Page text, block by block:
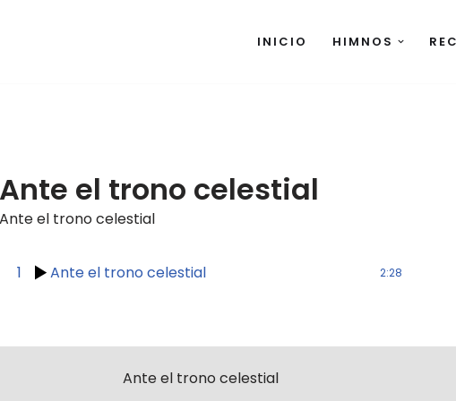
INICIO HIMNOS
Ante el trono celestial
Ante el trono celestial
1 Ante el trono celestial 2:28
Ante el trono celestial